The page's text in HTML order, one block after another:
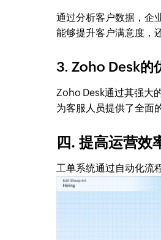
通过分析客户数据，企
能够提升客户满意度，
3. Zoho Desk的
Zoho Desk通过其强大
为客服人员提供了全面
四. 提高运营效
工单系统通过自动化流